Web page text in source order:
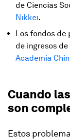
de Ciencias
Nikkei.
Los fondos de
de ingresos
Academia
Cuando
son
Estos